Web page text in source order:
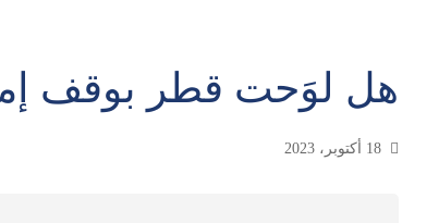
هل لوَحت قطر بوقف
18 أكتوبر، 2023